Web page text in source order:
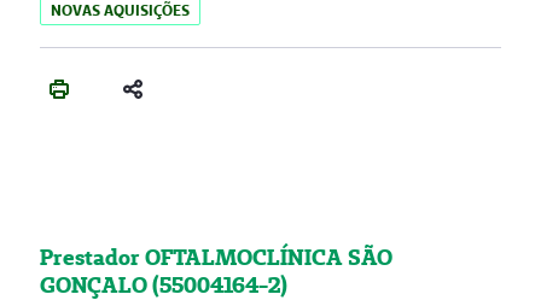
NOVAS AQUISIÇÕES
Prestador OFTALMOCLÍNICA SÃO
GONÇALO (55004164-2)